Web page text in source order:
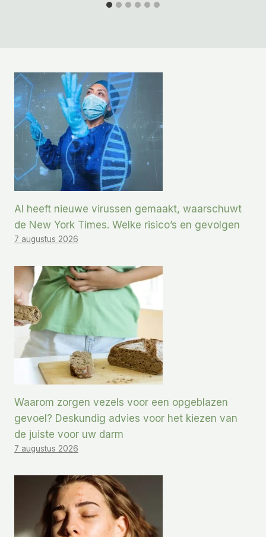
AI heeft nieuwe virussen gemaakt, waarschuwt
de New York Times. Welke risico’s en gevolgen
7 augustus 2026
Waarom zorgen vezels voor een opgeblazen
gevoel? Deskundig advies voor het kiezen van
de juiste voor uw darm
7 augustus 2026